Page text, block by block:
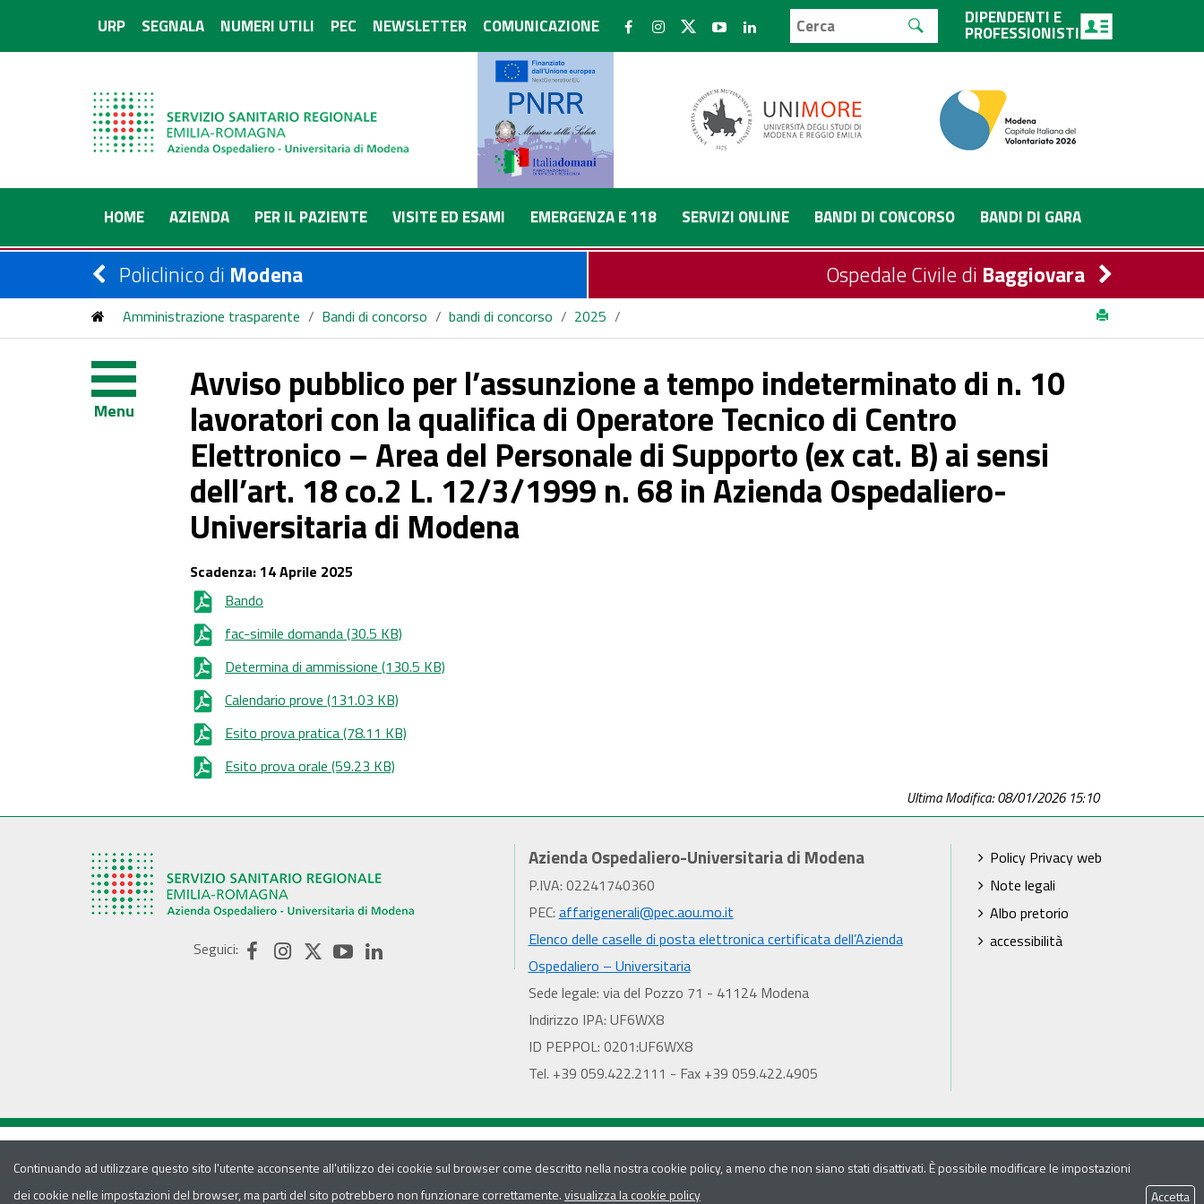
URP SEGNALA NUMERI UTILI PEC NEWSLETTER COMUNICAZIONE DIPENDENTI E
PROFESSIONISTI
HOME AZIENDA PER IL PAZIENTE VISITE ED ESAMI EMERGENZA E 118 SERVIZI ONLINE BANDI DI CONCORSO BANDI DI GARA
Policlinico di Modena Ospedale Civile di Baggiovara
Amministrazione trasparente / Bandi di concorso / bandi di concorso / 2025 /
cat. B) ai sensi dell’art. 18 co.2 L. 12/3/1999 n. 68 in Azienda Ospedaliero-Universitaria di Modena
Menu
Avviso pubblico per l’assunzione a tempo indeterminato di n. 10
lavoratori con la qualifica di Operatore Tecnico di Centro
Elettronico – Area del Personale di Supporto (ex cat. B) ai sensi
dell’art. 18 co.2 L. 12/3/1999 n. 68 in Azienda Ospedaliero-
Universitaria di Modena
Scadenza:14 Aprile 2025
Bando
fac-simile domanda(30.5 KB)
Determina di ammissione (130.5 KB)
Calendario prove (131.03 KB)
Esito prova pratica(78.11 KB)
Esito prova orale (59.23 KB)
Ultima Modifica: 08/01/2026 15:10
Seguici:
Azienda Ospedaliero-Universitaria di Modena
P.IVA: 02241740360
PEC: affarigenerali@pec.aou.mo.it
Elenco delle caselle di posta elettronica certificata dell’Azienda
Ospedaliero – Universitaria
Sede legale: via del Pozzo 71 - 41124 Modena
Indirizzo IPA: UF6WX8
ID PEPPOL: 0201:UF6WX8
Tel. +39 059.422.2111 - Fax +39 059.422.4905
Policy Privacy web
Note legali
Albo pretorio
accessibilità
Continuando ad utilizzare questo sito l'utente acconsente all'utilizzo dei cookie sul browser come descritto nella nostra cookie policy, a meno che non siano stati disattivati. È possibile modificare le impostazioni
dei cookie nelle impostazioni del browser, ma parti del sito potrebbero non funzionare correttamente.visualizza la cookie policy Accetta